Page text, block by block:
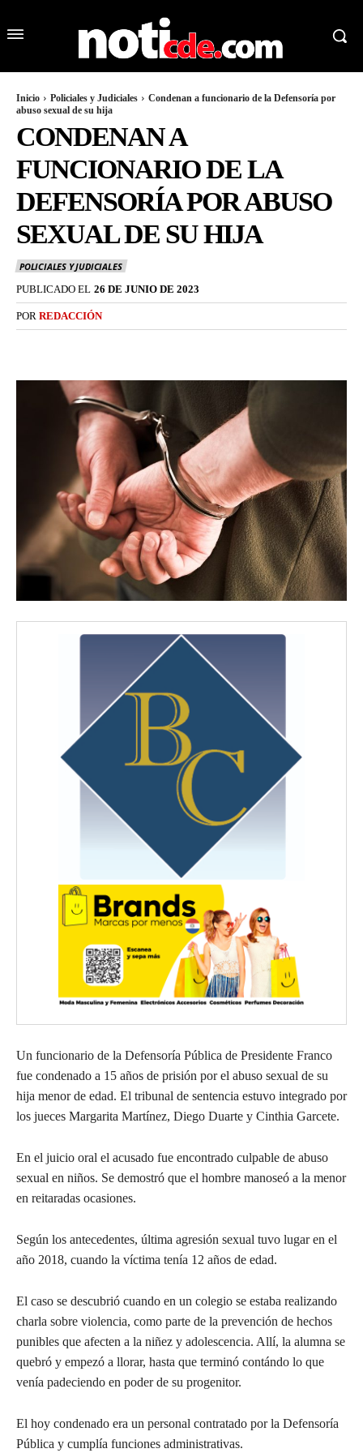
Inicio Policiales y Judiciales
Condenan a funcionario de la Defensoría por
abuso sexual de su hija
CONDENAN A
FUNCIONARIO DE LA
DEFENSORÍA POR ABUSO
SEXUAL DE SU HIJA
POLICIALES Y JUDICIALES
PUBLICADO EL 26 DE JUNIO DE 2023
POR REDACCIÓN
Un funcionario de la Defensoría Pública de Presidente Franco
fue condenado a 15 años de prisión por el abuso sexual de su
hija menor de edad. El tribunal de sentencia estuvo integrado por
los jueces Margarita Martínez, Diego Duarte y Cinthia Garcete.
En el juicio oral el acusado fue encontrado culpable de abuso
sexual en niños. Se demostró que el hombre manoseó a la menor
en reitaradas ocasiones.
Según los antecedentes, última agresión sexual tuvo lugar en el
año 2018, cuando la víctima tenía 12 años de edad.
El caso se descubrió cuando en un colegio se estaba realizando
charla sobre violencia, como parte de la prevención de hechos
punibles que afecten a la niñez y adolescencia. Allí, la alumna se
quebró y empezó a llorar, hasta que terminó contándo lo que
venía padeciendo en poder de su progenitor.
El hoy condenado era un personal contratado por la Defensoría
Pública y cumplía funciones administrativas.